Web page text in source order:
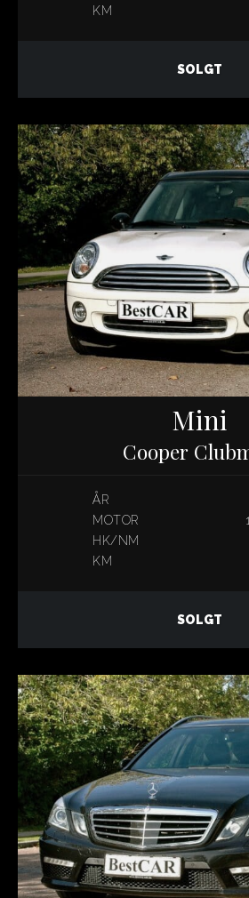
KM
SOLGT
Mini
Cooper
ÅR
MOTOR
HK/NM
KM
SOLGT